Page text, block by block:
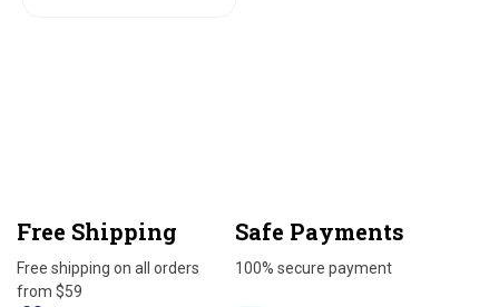
Free Shipping
Free shipping on all orders
from $59
Safe Payments
100% secure payment